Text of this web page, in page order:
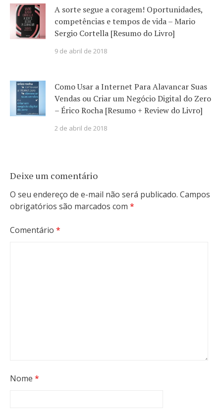
A sorte segue a coragem! Oportunidades,
competências e tempos de vida – Mario
Sergio Cortella [Resumo do Livro]
9 de abril de 2018
Como Usar a Internet Para Alavancar Suas
Vendas ou Criar um Negócio Digital do Zero
– Érico Rocha [Resumo + Review do Livro]
2 de abril de 2018
Deixe um comentário
O seu endereço de e-mail não será publicado. Campos
obrigatórios são marcados com *
Comentário *
Nome *